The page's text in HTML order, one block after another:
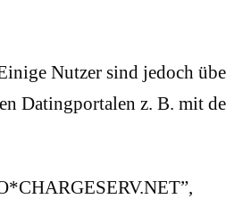
Nutzer sind jedoch
Datingportalen z. B. mit